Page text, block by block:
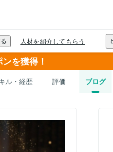
を獲得！
ル・経歴 評価 ブログ